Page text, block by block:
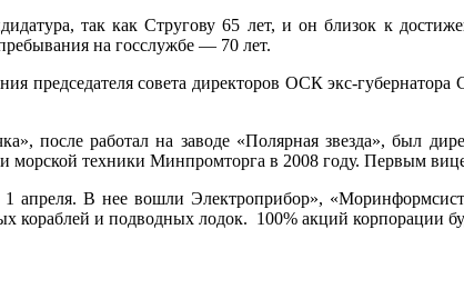
так как Стругову 65 лет, и он близок к
на госслужбе — 70 лет.
председателя совета директоров ОСК экс-
после работал на заводе «Полярная звезда», был
морской техники Минпромторга в 2008 году. Первым
апреля. В нее вошли Электроприбор»,
кораблей и подводных лодок. 100% акций корпорации